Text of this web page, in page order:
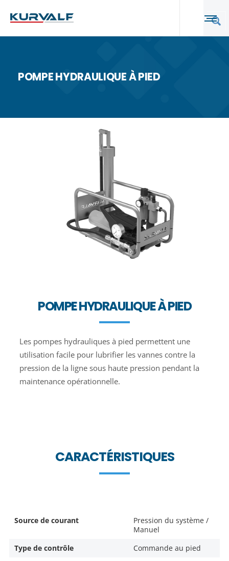
POMPE HYDRAULIQUE À PIED
POMPE HYDRAULIQUE À PIED
Les pompes hydrauliques à pied permettent une
utilisation facile pour lubrifier les vannes contre la
pression de la ligne sous haute pression pendant la
maintenance opérationnelle.
CARACTÉRISTIQUES
Source de courant
Pression du système /
Manuel
Type de contrôle
Commande au pied